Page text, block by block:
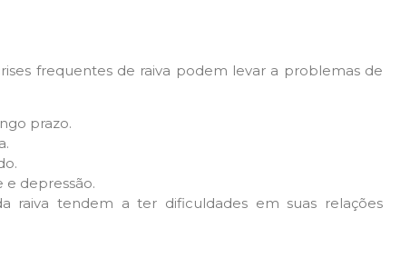
frequentes de raiva podem levar a problemas de
prazo.
e depressão.
raiva tendem a ter dificuldades em suas relações